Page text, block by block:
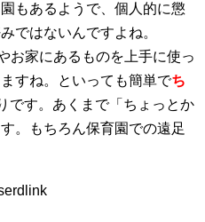
もあるようで、個人的に懲
ではないんですよね。
お家にあるものを上手に使っ
すね。といっても簡単でち
です。あくまで「ちょっとか
。もちろん保育園での遠足